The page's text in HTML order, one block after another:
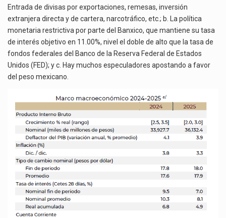
Entrada de divisas por exportaciones, remesas, inversión
extranjera directa y de cartera, narcotráfico, etc.; b. La política
monetaria restrictiva por parte del Banxico, que mantiene su tasa
de interés objetivo en 11.00%, nivel el doble de alto que la tasa de
fondos federales del Banco de la Reserva Federal de Estados
Unidos (FED); y c. Hay muchos especuladores apostando a favor
del peso mexicano.